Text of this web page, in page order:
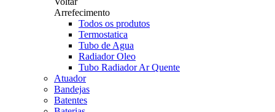
Arrefecimento
Todos os produtos
Termostatica
Tubo de Agua
Radiador Oleo
Tubo Radiador Ar Quente
Atuador
Bandejas
Batentes